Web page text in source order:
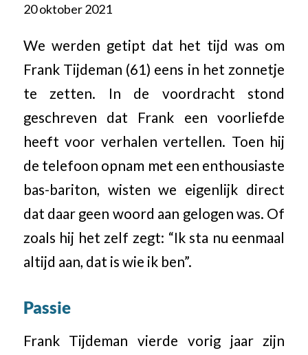
20 oktober 2021
We werden getipt dat het tijd was om
Frank Tijdeman (61) eens in het zonnetje
te zetten. In de voordracht stond
geschreven dat Frank een voorliefde
heeft voor verhalen vertellen. Toen hij
de telefoon opnam met een enthousiaste
bas-bariton, wisten we eigenlijk direct
dat daar geen woord aan gelogen was. Of
zoals hij het zelf zegt: “Ik sta nu eenmaal
altijd aan, dat is wie ik ben”.
Passie
Frank Tijdeman vierde vorig jaar zijn